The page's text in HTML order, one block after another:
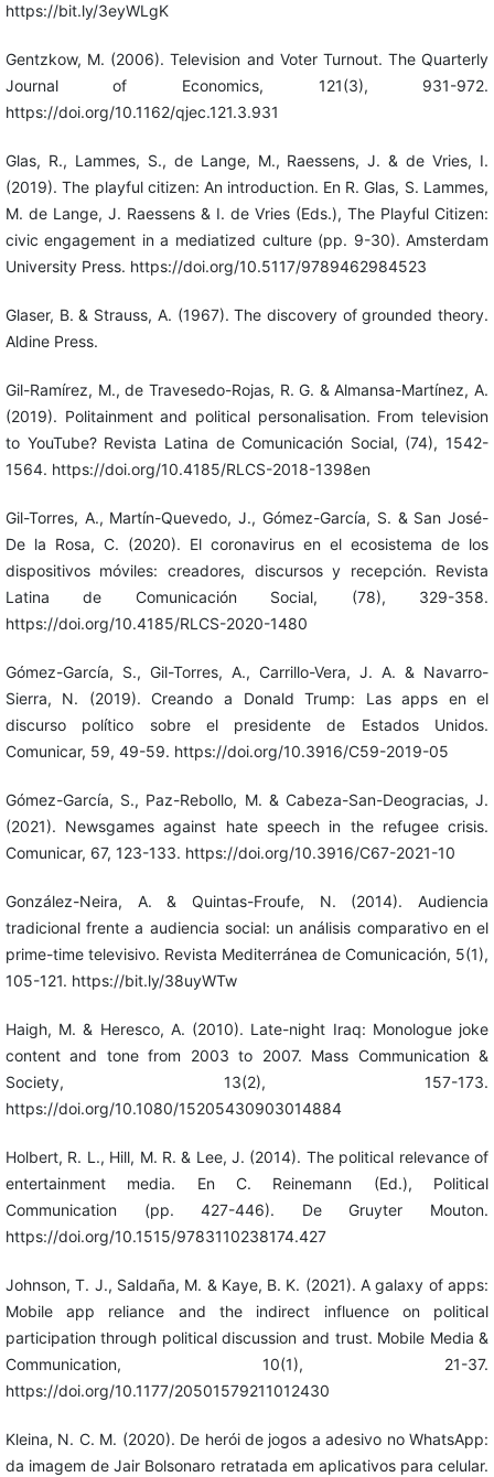
https://bit.ly/3eyWLgK
Gentzkow, M. (2006). Television and Voter Turnout. The Quarterly
Journal of Economics, 121(3), 931-972.
https://doi.org/10.1162/qjec.121.3.931
Glas, R., Lammes, S., de Lange, M., Raessens, J. & de Vries, I.
(2019). The playful citizen: An introduction. En R. Glas, S. Lammes,
M. de Lange, J. Raessens & I. de Vries (Eds.), The Playful Citizen:
civic engagement in a mediatized culture (pp. 9-30). Amsterdam
University Press. https://doi.org/10.5117/9789462984523
Glaser, B. & Strauss, A. (1967). The discovery of grounded theory.
Aldine Press.
Gil-Ramírez, M., de Travesedo-Rojas, R. G. & Almansa-Martínez, A.
(2019). Politainment and political personalisation. From television
to YouTube? Revista Latina de Comunicación Social, (74), 1542-
1564. https://doi.org/10.4185/RLCS-2018-1398en
Gil-Torres, A., Martín-Quevedo, J., Gómez-García, S. & San José-
De la Rosa, C. (2020). El coronavirus en el ecosistema de los
dispositivos móviles: creadores, discursos y recepción. Revista
Latina de Comunicación Social, (78), 329-358.
https://doi.org/10.4185/RLCS-2020-1480
Gómez-García, S., Gil-Torres, A., Carrillo-Vera, J. A. & Navarro-
Sierra, N. (2019). Creando a Donald Trump: Las apps en el
discurso político sobre el presidente de Estados Unidos.
Comunicar, 59, 49-59. https://doi.org/10.3916/C59-2019-05
Gómez-García, S., Paz-Rebollo, M. & Cabeza-San-Deogracias, J.
(2021). Newsgames against hate speech in the refugee crisis.
Comunicar, 67, 123-133. https://doi.org/10.3916/C67-2021-10
González-Neira, A. & Quintas-Froufe, N. (2014). Audiencia
tradicional frente a audiencia social: un análisis comparativo en el
prime-time televisivo. Revista Mediterránea de Comunicación, 5(1),
105-121. https://bit.ly/38uyWTw
Haigh, M. & Heresco, A. (2010). Late-night Iraq: Monologue joke
content and tone from 2003 to 2007. Mass Communication &
Society, 13(2), 157-173.
https://doi.org/10.1080/15205430903014884
Holbert, R. L., Hill, M. R. & Lee, J. (2014). The political relevance of
entertainment media. En C. Reinemann (Ed.), Political
Communication (pp. 427-446). De Gruyter Mouton.
https://doi.org/10.1515/9783110238174.427
Johnson, T. J., Saldaña, M. & Kaye, B. K. (2021). A galaxy of apps:
Mobile app reliance and the indirect influence on political
participation through political discussion and trust. Mobile Media &
Communication, 10(1), 21-37.
https://doi.org/10.1177/20501579211012430
Kleina, N. C. M. (2020). De herói de jogos a adesivo no WhatsApp:
da imagem de Jair Bolsonaro retratada em aplicativos para celular.